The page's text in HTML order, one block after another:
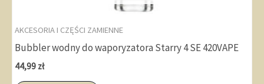
AKCESORIA I CZĘŚCI ZAMIENNE
Bubbler wodny do waporyzatora Starry 4 SE 420VAPE
44,99 zł